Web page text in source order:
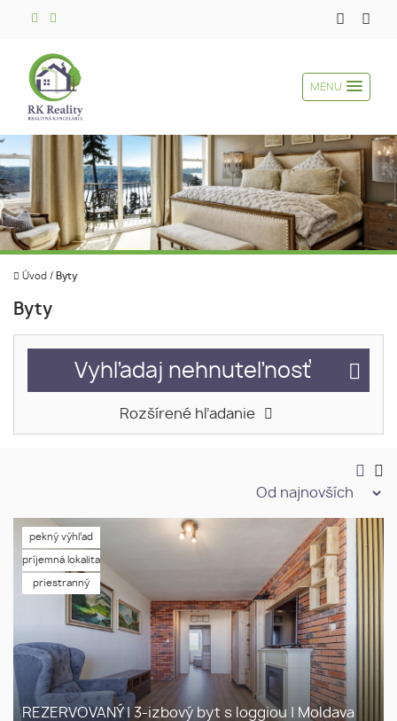
MENU
Úvod / Byty
Byty
Vyhľadaj nehnuteľnosť
Rozšírené hľadanie
pekný výhľad
príjemná lokalita
priestranný
REZERVOVANÝ | 3-izbový byt s loggiou | Moldava